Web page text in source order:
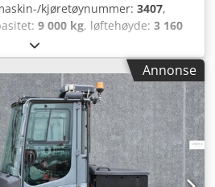
kjøretøynummer: 3407,
9 000 kg, løftehøyde: 3 160
, gaffelbærerbredde:
, total lengde:3 670 mm, total
12 700 kg, ytterligere
mud guards, Rear mud guards,
indicator, Side extraction of the
, Carer KF90HD2 fra Uniktruck
Cedpfx Acezqvi Hebjrf Hjul
Hjulstørrelse – Drifthjul: 8,25-15
250/60-12
Annonse